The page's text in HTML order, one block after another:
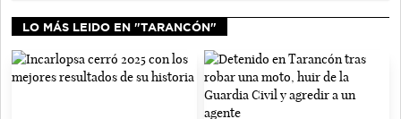
LO MÁS LEIDO EN "TARANCÓN"